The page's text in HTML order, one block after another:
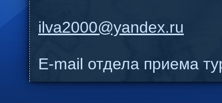
ilva2000@yandex.ru
E-mail отдела приема